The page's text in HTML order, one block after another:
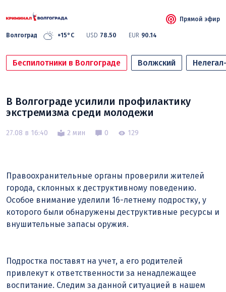
Волгоград +15°C USD 78.50 EUR 90.14
Прямой эфир
Беспилотники в Волгограде Волжский
В Волгограде усилили профилактику
экстремизма среди молодежи
27.08 в 16:40 2 мин 0 129
Правоохранительные органы проверили жителей
города, склонных к деструктивному поведению.
Особое внимание уделили 16-летнему подростку, у
которого были обнаружены деструктивные ресурсы и
внушительные запасы оружия.
Подростка поставят на учет, а его родителей
привлекут к ответственности за ненадлежащее
воспитание. Следим за данной ситуацией в нашем